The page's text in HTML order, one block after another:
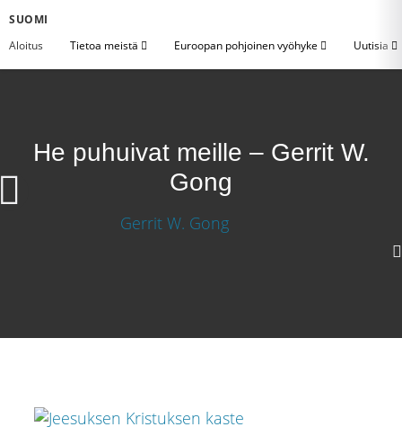
SUOMI
Aloitus
Tietoa meistä Euroopan pohjoinen vyöhyke Uutisia
He puhuivat meille – Gerrit W.
Gong